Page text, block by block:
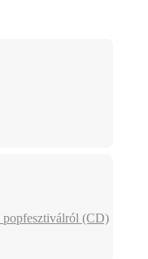
popfesztiválról (CD)